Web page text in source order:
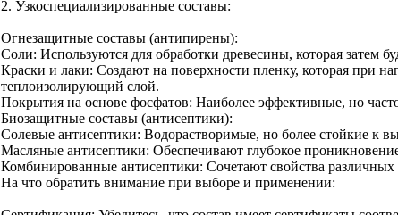
2. Узкоспециализированные составы:
Огнезащитные составы (антипирены):
Соли: Используются для обработки древесины, которая затем
Краски и лаки: Создают на поверхности пленку, которая при
теплоизолирующий слой.
Покрытия на основе фосфатов: Наиболее эффективные, но
Биозащитные составы (антисептики):
Солевые антисептики: Водорастворимые, но более стойкие к
Масляные антисептики: Обеспечивают глубокое
Комбинированные антисептики: Сочетают свойства
На что обратить внимание при выборе и применении: